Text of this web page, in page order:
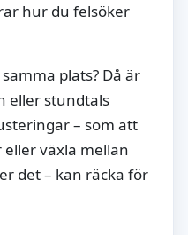
hur du felsöker
plats? Då är
eller stundtals
– som att
växla mellan
det – kan räcka för